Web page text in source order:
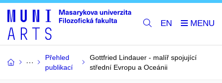
EN
Přehled
publikací
Gottfried Lindauer - malíř spojující
střední Evropu a Oceánii